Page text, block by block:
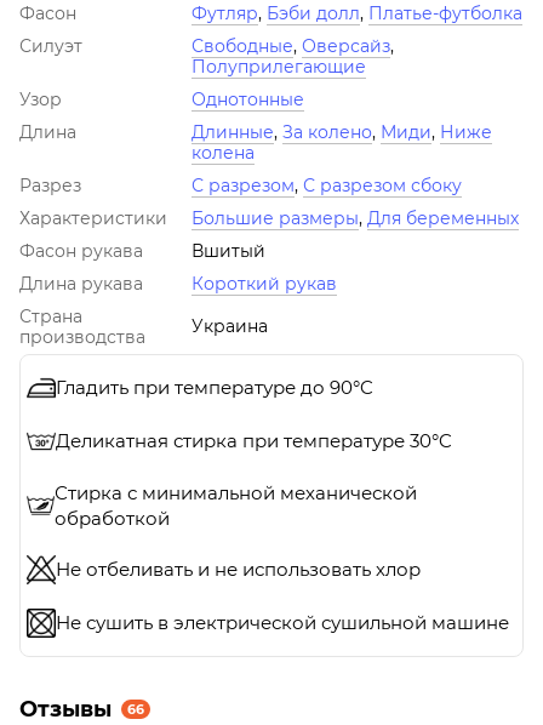
Фасон
Футляр, Бэби долл, Платье-футболка
Силуэт
Свободные, Оверсайз,
Полуприлегающие
Узор
Однотонные
Длина
Длинные, За колено, Миди, Ниже
колена
Разрез
С разрезом, С разрезом сбоку
Характеристики
Большие размеры, Для беременных
Фасон рукава
Вшитый
Длина рукава
Короткий рукав
Страна
производства
Украина
Гладить при температуре до 90°C
Деликатная стирка при температуре 30°C
Стирка с минимальной механической
обработкой
Не отбеливать и не использовать хлор
Не сушить в электрической сушильной машине
Отзывы 66